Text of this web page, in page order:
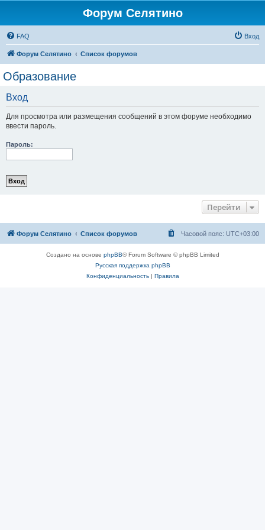
Форум Селятино
FAQ Вход
Форум Селятино Список форумов
Образование
Вход
Для просмотра или размещения сообщений в этом форуме необходимо
ввести пароль.
Пароль:
Перейти
Форум Селятино Список форумов Часовой пояс: UTC+03:00
Создано на основе phpBB® Forum Software © phpBB Limited
Русская поддержка phpBB
Конфиденциальность| Правила